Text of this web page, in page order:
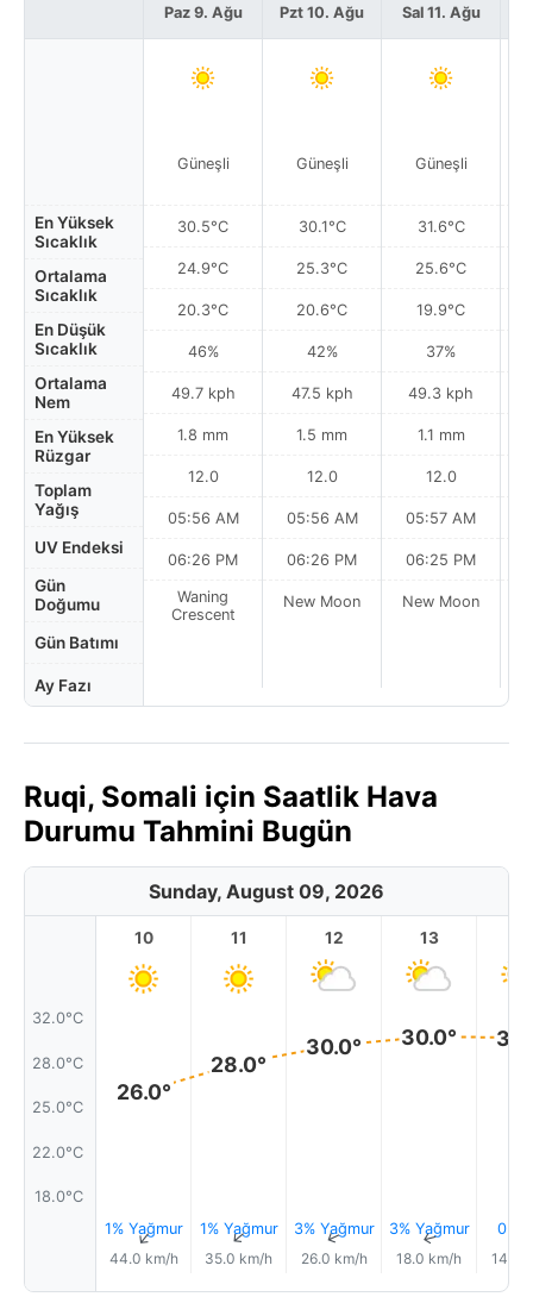
En Yüksek
Sıcaklık
Ortalama
Sıcaklık
En Düşük
Sıcaklık
Ortalama
Nem
En Yüksek
Rüzgar
Toplam
Yağış
UV Endeksi
Gün
Doğumu
Gün Batımı
Ay Fazı
Paz 9. Ağu
Güneşli
30.5°C
24.9°C
20.3°C
46%
49.7 kph
1.8 mm
12.0
05:56 AM
06:26 PM
Waning
Crescent
Pzt 10. Ağu
Güneşli
30.1°C
25.3°C
20.6°C
42%
47.5 kph
1.5 mm
12.0
05:56 AM
06:26 PM
New Moon
Sal 11. Ağu
Güneşli
31.6°C
25.6°C
19.9°C
37%
49.3 kph
1.1 mm
12.0
05:57 AM
06:25 PM
New Moon
Ruqi, Somali için Saatlik Hava
Durumu Tahmini Bugün
Sunday, August 09, 2026
32.0°C
28.0°C
25.0°C
22.0°C
18.0°C
10
26.0°
1% Yağmur
↑
44.0 km/h
11
28.0°
1% Yağmur
↑
35.0 km/h
12
30.0°
3% Yağmur
↑
26.0 km/h
13
30.0°
3% Yağmur
↑
18.0 km/h
0.2
14.0